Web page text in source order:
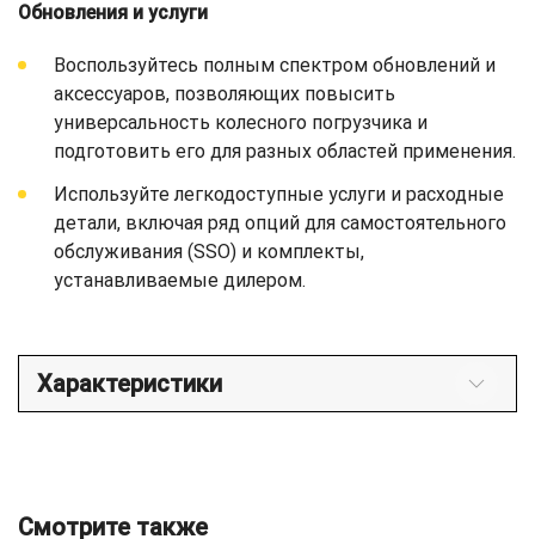
Обновления и услуги
Воспользуйтесь полным спектром обновлений и
аксессуаров, позволяющих повысить
универсальность колесного погрузчика и
подготовить его для разных областей применения.
Используйте легкодоступные услуги и расходные
детали, включая ряд опций для самостоятельного
обслуживания (SSO) и комплекты,
устанавливаемые дилером.
Характеристики
Смотрите также